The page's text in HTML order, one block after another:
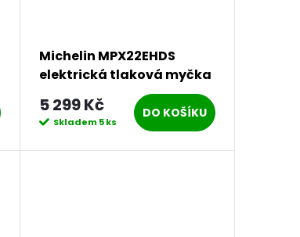
Michelin MPX22EHDS
elektrická tlaková myčka
5 299 Kč
Skladem5 ks
DO KOŠÍKU